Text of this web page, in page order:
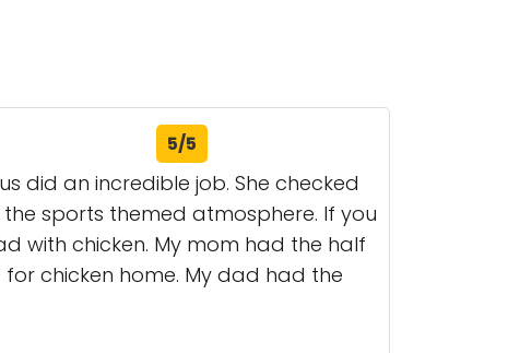
5/5
did an incredible job. She checked
sports themed atmosphere. If you
with chicken. My mom had the half
chicken home. My dad had the